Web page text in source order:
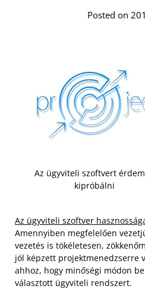
Posted on
Az ügyviteli szoftvert
kipróbálni
Az ügyviteli szoftver
Amennyiben megfelelően
vezetés is tökéletesen,
jól képzett projektmenedzserre
ahhoz, hogy minőségi módon
választott ügyviteli rendszert.